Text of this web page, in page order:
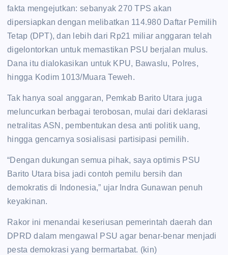
fakta mengejutkan: sebanyak 270 TPS akan
dipersiapkan dengan melibatkan 114.980 Daftar Pemilih
Tetap (DPT), dan lebih dari Rp21 miliar anggaran telah
digelontorkan untuk memastikan PSU berjalan mulus.
Dana itu dialokasikan untuk KPU, Bawaslu, Polres,
hingga Kodim 1013/Muara Teweh.
Tak hanya soal anggaran, Pemkab Barito Utara juga
meluncurkan berbagai terobosan, mulai dari deklarasi
netralitas ASN, pembentukan desa anti politik uang,
hingga gencarnya sosialisasi partisipasi pemilih.
“Dengan dukungan semua pihak, saya optimis PSU
Barito Utara bisa jadi contoh pemilu bersih dan
demokratis di Indonesia,” ujar Indra Gunawan penuh
keyakinan.
Rakor ini menandai keseriusan pemerintah daerah dan
DPRD dalam mengawal PSU agar benar-benar menjadi
pesta demokrasi yang bermartabat. (kin)